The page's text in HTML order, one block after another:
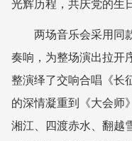
光辉历程，共庆党的生
两场音乐会采用同
奏响，为整场演出拉开
整演绎了交响合唱《长
的深情凝重到《大会师
湘江、四渡赤水、翻越